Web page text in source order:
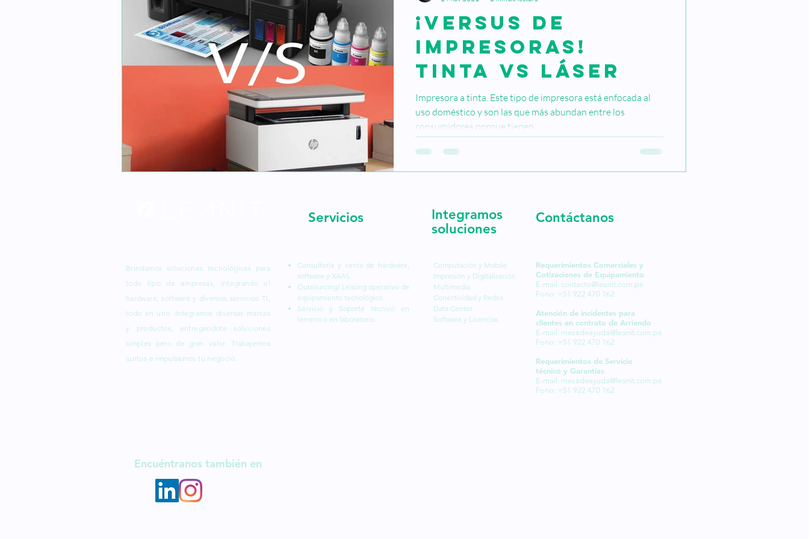
¡Versus de
Impresoras!
Tinta vs Láser
Impresora a tinta. Este tipo de impresora está enfocada al
uso doméstico y son las que más abundan entre los
consumidores porque tienen...
Brindamos soluciones tecnológicas para
todo tipo de empresas, integrando el
hardware, software y diversos servicios TI,
todo en uno. Integramos diversas marcas
y productos, entregándote soluciones
simples pero de gran valor. Trabajemos
juntos e impulsemos tu negocio.
Servicios
Integramos
soluciones
Contáctanos
Consultoría y venta de hardware,
software y XAAS.
Outsourcing/ Leasing operativo de
equipamiento tecnológico.
Servicio y Soporte técnico en
terreno o en laboratorio.
Computación y Mobile
Impresión y Digitalización
Multimedia
Conectividad y Redes
Data Center
Software y Licencias
Requerimientos Comerciales y
Cotizaciones de Equipamiento
E-mail: contacto@leaint.com.pe
Fono: +51 922 470 162
Atención de incidentes para
clientes en contrato de Arriendo
E-mail: mesadeayuda@leanit.com.pe
Fono: +51 922 470 162
Requerimientos de Servicio
técnico y Garantías
E-mail: mesadeayuda@leanit.com.pe
Fono: +51 922 470 162
Encuéntranos también en